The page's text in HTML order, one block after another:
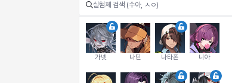
가넷 나딘 나타폰 니아